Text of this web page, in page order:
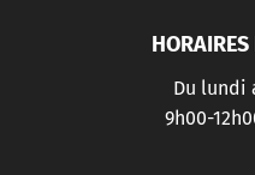
Du lundi
9h00-